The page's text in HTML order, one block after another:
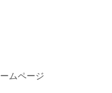
ムページ